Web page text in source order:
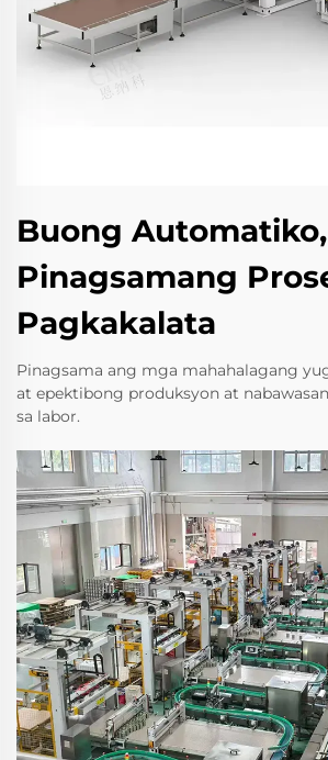
Buong Automatiko,
Pinagsamang
Pagkakalata
Pinagsama ang mga mahahalagang
at epektibong produksyon at
sa labor.